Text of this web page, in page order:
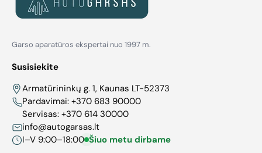
Garso aparatūros ekspertai nuo 1997 m.
Susisiekite
Armatūrininkų g. 1, Kaunas LT-52373
Pardavimai: +370 683 90000
Servisas: +370 614 30000
info@autogarsas.lt
I–V 9:00–18:00 Šiuo metu dirbame